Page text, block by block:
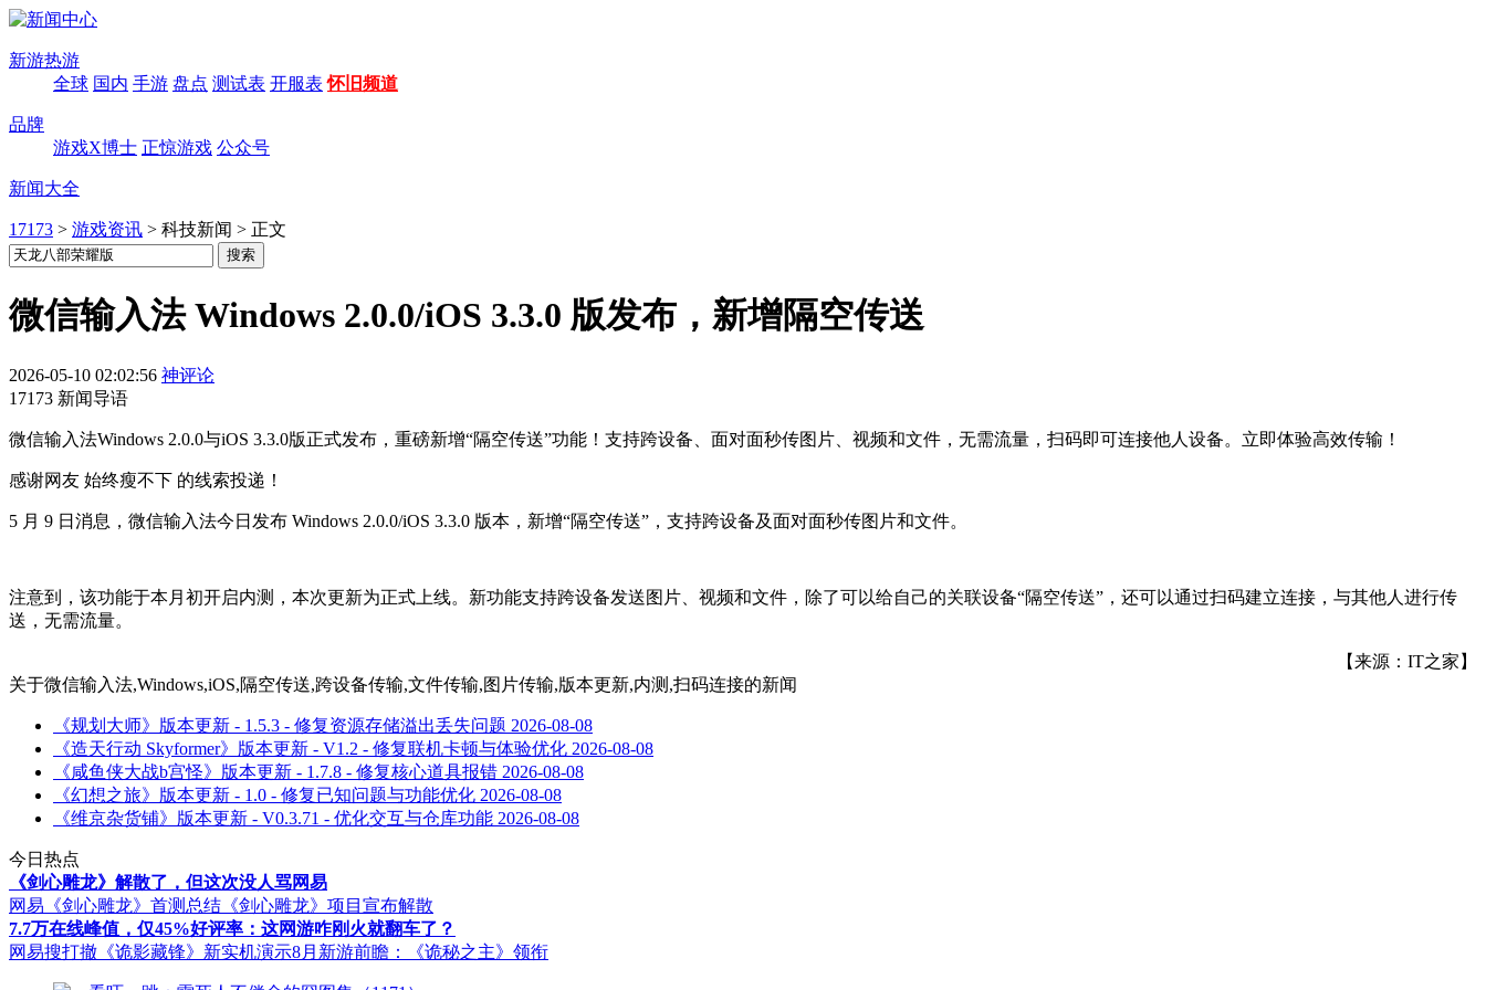
新游热游
全球 国内 手游 盘点 测试表 开服表 怀旧频道
品牌
游戏X博士 正惊游戏 公众号
新闻大全
17173 > 游戏资讯 > 科技新闻 > 正文
微信输入法 Windows 2.0.0/iOS 3.3.0 版发布，新增隔空传送
2026-05-10 02:02:56 神评论
17173 新闻导语
微信输入法Windows 2.0.0与iOS 3.3.0版正式发布，重磅新增“隔空传送”功能！支持跨设备、面对面秒传图片、视频和文件，无需流量，扫码即可连接他人设备。立即体验高效传输！
感谢网友 始终瘦不下 的线索投递！
5 月 9 日消息，微信输入法今日发布 Windows 2.0.0/iOS 3.3.0 版本，新增“隔空传送”，支持跨设备及面对面秒传图片和文件。
注意到，该功能于本月初开启内测，本次更新为正式上线。新功能支持跨设备发送图片、视频和文件，除了可以给自己的关联设备“隔空传送”，还可以通过扫码建立连接，与其他人进行传
送，无需流量。
【来源：IT之家】
关于微信输入法,Windows,iOS,隔空传送,跨设备传输,文件传输,图片传输,版本更新,内测,扫码连接的新闻
《规划大师》版本更新 - 1.5.3 - 修复资源存储溢出丢失问题 2026-08-08
《造天行动 Skyformer》版本更新 - V1.2 - 修复联机卡顿与体验优化 2026-08-08
《咸鱼侠大战b宫怪》版本更新 - 1.7.8 - 修复核心道具报错 2026-08-08
《幻想之旅》版本更新 - 1.0 - 修复已知问题与功能优化 2026-08-08
《维京杂货铺》版本更新 - V0.3.71 - 优化交互与仓库功能 2026-08-08
今日热点
《剑心雕龙》解散了，但这次没人骂网易
网易《剑心雕龙》首测总结 《剑心雕龙》项目宣布解散
7.7万在线峰值，仅45%好评率：这网游咋刚火就翻车了？
网易搜打撤《诡影藏锋》新实机演示8月新游前瞻：《诡秘之主》领衔